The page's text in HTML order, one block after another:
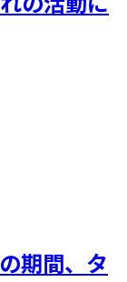
期間、タ